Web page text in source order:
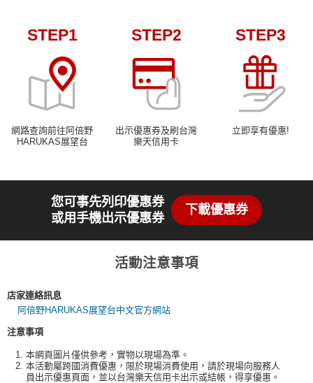
STEP1
網路查詢前往阿倍野
HARUKAS展望台
STEP2
出示優惠券及刷台灣
樂天信用卡
STEP3
立即享有優惠!
您可事先列印優惠券
或用手機出示優惠券
下載優惠券
活動注意事項
店家連絡訊息
阿倍野HARUKAS展望台中文官方網站
注意事項
本網頁圖片僅供參考，實物以現場為準。
本活動屬跨國消費優惠，限於現場消費使用，請於現場向服務人
員出示優惠頁面，並以台灣樂天信用卡出示或結帳，得享優惠。